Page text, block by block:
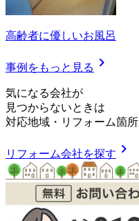
高齢者に優しいお風呂
事例をもっと見る chevron_right
気になる会社が
見つからないときは
対応地域 ・ リフォーム箇所
リフォーム会社を探す chevron_right